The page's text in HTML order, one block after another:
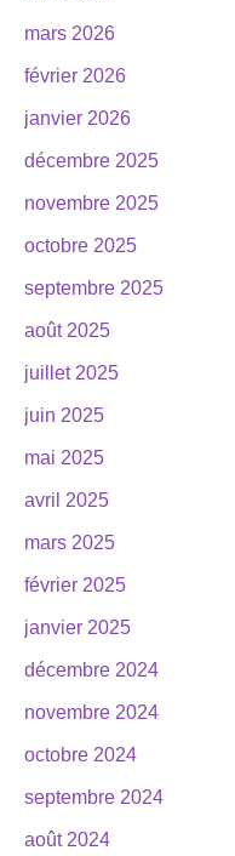
mars 2026
février 2026
janvier 2026
décembre 2025
novembre 2025
octobre 2025
septembre 2025
août 2025
juillet 2025
juin 2025
mai 2025
avril 2025
mars 2025
février 2025
janvier 2025
décembre 2024
novembre 2024
octobre 2024
septembre 2024
août 2024